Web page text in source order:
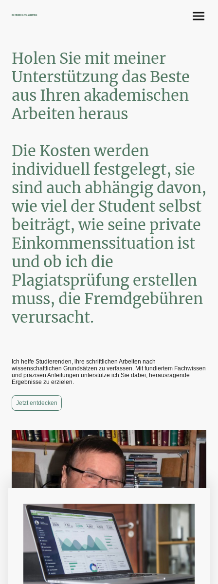
Dr. Benno Bulitta Marketing
Holen Sie mit meiner
Unterstützung das Beste
aus Ihren akademischen
Arbeiten heraus
Die Kosten werden
individuell festgelegt, sie
sind auch abhängig davon,
wie viel der Student selbst
beiträgt, wie seine private
Einkommenssituation ist
und ob ich die
Plagiatsprüfung erstellen
muss, die Fremdgebühren
verursacht.
Ich helfe Studierenden, ihre schriftlichen Arbeiten nach
wissenschaftlichen Grundsätzen zu verfassen. Mit fundiertem Fachwissen
und präzisen Anleitungen unterstütze ich Sie dabei, herausragende
Ergebnisse zu erzielen.
Jetzt entdecken